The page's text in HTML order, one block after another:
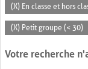
(X) En classe et hors
(X) Petit groupe (< 30)
Votre recherche